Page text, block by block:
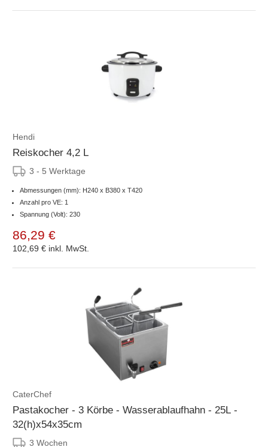
Hendi
Reiskocher 4,2 L
3 - 5 Werktage
Abmessungen (mm): H240 x B380 x T420
Anzahl pro VE: 1
Spannung (Volt): 230
86,29 €
102,69 € inkl. MwSt.
CaterChef
Pastakocher - 3 Körbe - Wasserablaufhahn - 25L -
32(h)x54x35cm
3 Wochen